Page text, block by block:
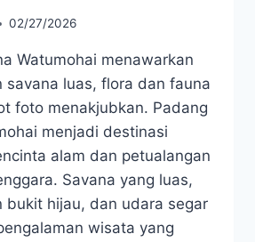
02/27/2026
Watumohai menawarkan
savana luas, flora dan fauna
foto menakjubkan. Padang
menjadi destinasi
alam dan petualangan
Savana yang luas,
bukit hijau, dan udara segar
wisata yang